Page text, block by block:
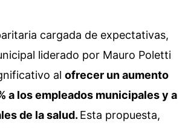
cargada de expectativas,
liderado por Mauro Poletti
al ofrecer un aumento
a los empleados municipales y a
de la salud. Esta propuesta,